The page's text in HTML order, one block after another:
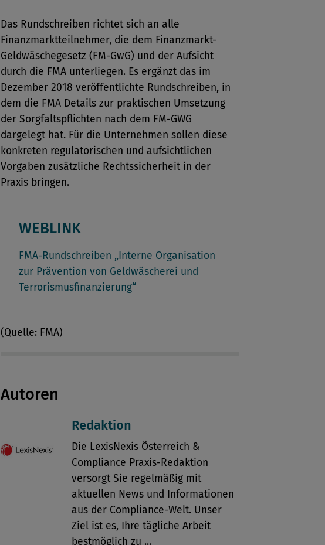
Das Rundschreiben richtet sich an alle
Finanzmarktteilnehmer, die dem Finanzmarkt-
Geldwäschegesetz (FM-GwG) und der Aufsicht
durch die FMA unterliegen. Es ergänzt das im
Dezember 2018 veröffentlichte Rundschreiben, in
dem die FMA Details zur praktischen Umsetzung
der Sorgfaltspflichten nach dem FM-GWG
dargelegt hat. Für die Unternehmen sollen diese
konkreten regulatorischen und aufsichtlichen
Vorgaben zusätzliche Rechtssicherheit in der
Praxis bringen.
WEBLINK
FMA-Rundschreiben „Interne Organisation
zur Prävention von Geldwäscherei und
Terrorismusfinanzierung“
(Quelle: FMA)
Autoren
Redaktion
Die LexisNexis Österreich &
Compliance Praxis-Redaktion
versorgt Sie regelmäßig mit
aktuellen News und Informationen
aus der Compliance-Welt. Unser
Ziel ist es, Ihre tägliche Arbeit
bestmöglich zu ...